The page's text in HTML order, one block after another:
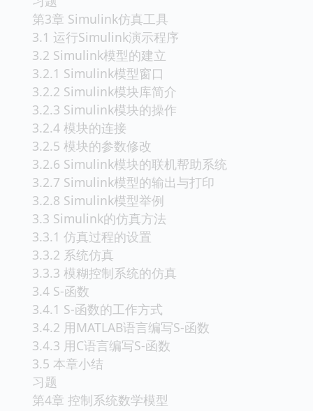
第3章 Simulink仿真工具
3.1 运行Simulink演示程序
3.2 Simulink模型的建立
3.2.1 Simulink模型窗口
3.2.2 Simulink模块库简介
3.2.3 Simulink模块的操作
3.2.4 模块的连接
3.2.5 模块的参数修改
3.2.6 Simulink模块的联机帮助系统
3.2.7 Simulink模型的输出与打印
3.2.8 Simulink模型举例
3.3 Simulink的仿真方法
3.3.1 仿真过程的设置
3.3.2 系统仿真
3.3.3 模糊控制系统的仿真
3.4 S-函数
3.4.1 S-函数的工作方式
3.4.2 用MATLAB语言编写S-函数
3.4.3 用C语言编写S-函数
3.5 本章小结
习题
第4章 控制系统数学模型